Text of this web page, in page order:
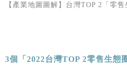
【產業地圖圖解】台灣TOP 2「零
3個「2022台灣TOP 2零售生態